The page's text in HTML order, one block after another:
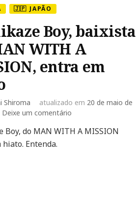
🇯🇵 JAPÃO
Boy, baixista
WITH A
entra em
Shiroma atualizado em 20 de maio de
Deixe um comentárioem
Boy,
Boy, do MAN WITH A MISSION
Entenda.